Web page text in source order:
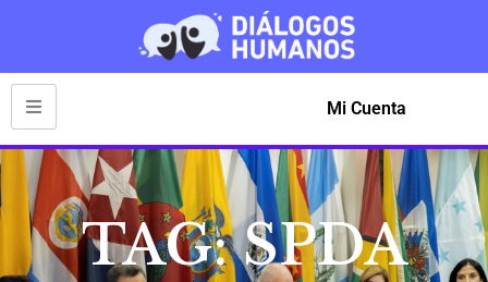
Mi Cuenta
TAG: SPDA